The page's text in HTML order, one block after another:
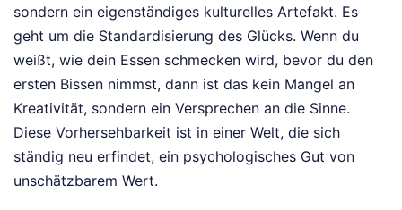
sondern ein eigenständiges kulturelles Artefakt. Es
geht um die Standardisierung des Glücks. Wenn du
weißt, wie dein Essen schmecken wird, bevor du den
ersten Bissen nimmst, dann ist das kein Mangel an
Kreativität, sondern ein Versprechen an die Sinne.
Diese Vorhersehbarkeit ist in einer Welt, die sich
ständig neu erfindet, ein psychologisches Gut von
unschätzbarem Wert.